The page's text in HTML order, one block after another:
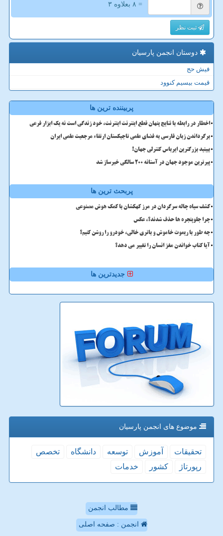
= ۸ بعلاوه ۳
ثبت نظر
دوستان انجمن پارسیان
فیش حج
قیمت بیسیم کنوود
پربیننده ترین ها
اخطار در رابطه با نتایج پنهان قطع اینترنت اینترنت، خود زندگی است نه یک ابزار فرعی
برگرداندن زبان فارسی به فضای علمی تاجیکستان ارتقاء مرجعیت علمی ایران
ببینید بزرگترین ایرباس کنترلی جهان!
پیرترین موجود جهان در آستانه ۲۰۰ سالگی خبرساز شد
پربحث ترین ها
کشف سیاه چاله سرگردان در مرز کهکشان با کمک هوش مصنوعی
چرا جلوپنجره ها حذف شدند؟، عکس
چه طور با ریموت خاموش و باتری خالی، خودرو را روشن کنیم؟
آیا کتاب خواندن مغز انسان را تغییر می دهد؟
جدیدترین ها
موضوع های انجمن پارسیان
تحقیقات آموزش توسعه دانشگاه
تخصص
رپورتاژ
كشور خدمات
مطالب انجمن
انجمن : صفحه اصلی